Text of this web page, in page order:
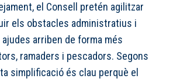
el Consell pretén agilitzar
els obstacles administratius i
arriben de forma més
ramaders i pescadors. Segons
simplificació és clau perquè el